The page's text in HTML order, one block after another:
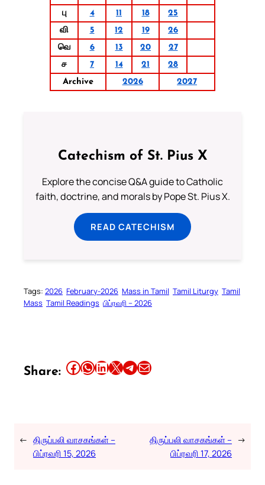
பு
4 11 18
25
வி
5 12 19
26
வெ
6 13 20
27
ச
7 14 21
28
Archive
2026 2027
Catechism of St. Pius X
Explore the concise Q&A guide to Catholic
faith, doctrine, and morals by Pope St. Pius X.
READ CATECHISM
Tags: 2026 February-2026 Mass in Tamil Tamil Liturgy Tamil
Mass Tamil Readings பிப்ரவரி – 2026
Share: Share this article on Facebook Share this article on WhatsApp Share this article on LinkedIn Share this article on X Share this article on TelegramEmail this Article
← திருப்பலி வாசகங்கள் –
பிப்ரவரி 15, 2026
திருப்பலி வாசகங்கள் –
பிப்ரவரி 17, 2026
→